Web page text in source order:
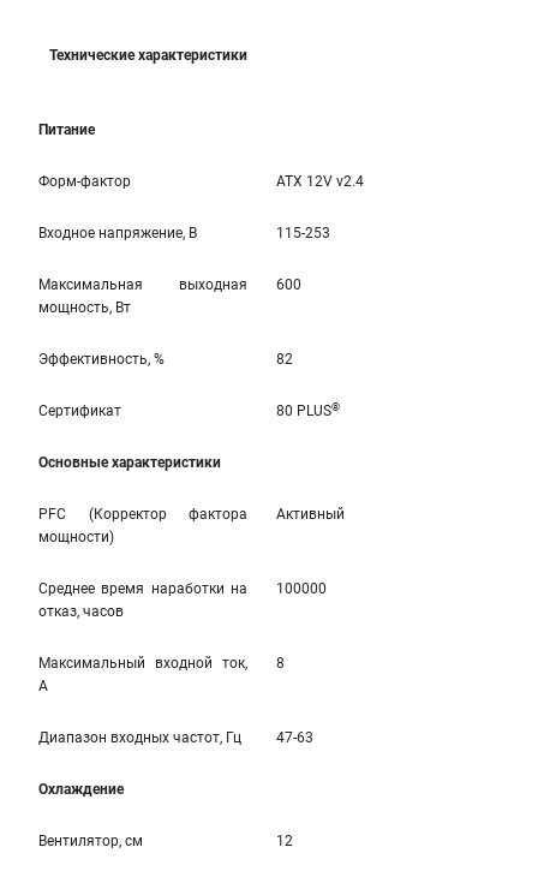
Технические характеристики
Питание
Форм-фактор ATX 12V v2.4
Входное напряжение, В 115-253
Максимальная выходная
мощность, Вт
600
Эффективность, % 82
Сертификат 80 PLUS®
Основные характеристики
PFC (Корректор фактора
мощности)
Активный
Среднее время наработки на
отказ, часов
100000
Максимальный входной ток,
А
8
Диапазон входных частот, Гц 47-63
Охлаждение
Вентилятор, см 12